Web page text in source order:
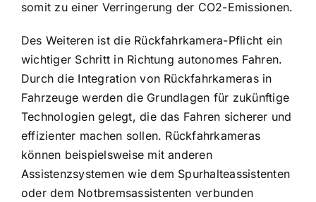
somit zu einer Verringerung der CO2-Emissionen.
Des Weiteren ist die Rückfahrkamera-Pflicht ein
wichtiger Schritt in Richtung autonomes Fahren.
Durch die Integration von Rückfahrkameras in
Fahrzeuge werden die Grundlagen für zukünftige
Technologien gelegt, die das Fahren sicherer und
effizienter machen sollen. Rückfahrkameras
können beispielsweise mit anderen
Assistenzsystemen wie dem Spurhalteassistenten
oder dem Notbremsassistenten verbunden